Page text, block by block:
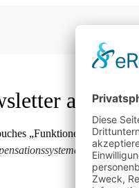
„Funktionelle
und